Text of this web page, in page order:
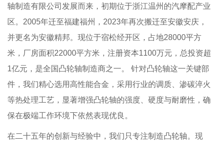
轴制造有限公司发展而来，初期位于浙江温州的汽摩配产业
区。2005年迁至福建福州，2023年再次搬迁至安徽安庆，
并更名为安徽精邦。现位于宿松经开区，占地28000平方
米，厂房面积22000平方米，注册资本1100万元，总投资超
1亿元，是全国凸轮轴制造商之一。 针对凸轮轴这一关键部
件，我们精心选用高性能合金，采用行业的调质、渗碳淬火
等热处理工艺，显著增强凸轮轴的强度、硬度与耐磨性，确
保在极端工作环境下依然表现优良。
在二十五年的创新与经验中，我们只专注制造凸轮轴。现